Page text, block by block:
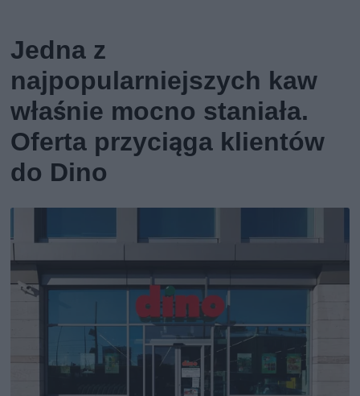
Jedna z
najpopularniejszych kaw
właśnie mocno staniała.
Oferta przyciąga klientów
do Dino